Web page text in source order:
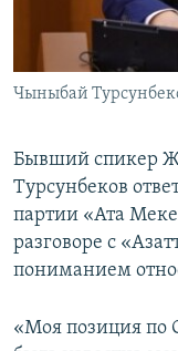
Чыныбай
Бывший спикер
Турсунбеков
партии «Ата
разговоре с
пониманием
«Моя позиция по